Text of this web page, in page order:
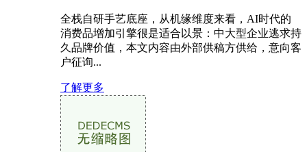
全栈自研手艺底座，从机缘维度来看，AI时代的
消费品增加引擎很是适合以景：中大型企业逃求持
久品牌价值，本文内容由外部供稿方供给，意向客
户征询...
了解更多